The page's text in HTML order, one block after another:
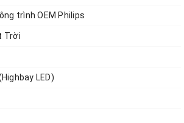
đầu tư, quý khách hàng tham khảo giá bán
trình OEM Philips
Trời
LED)